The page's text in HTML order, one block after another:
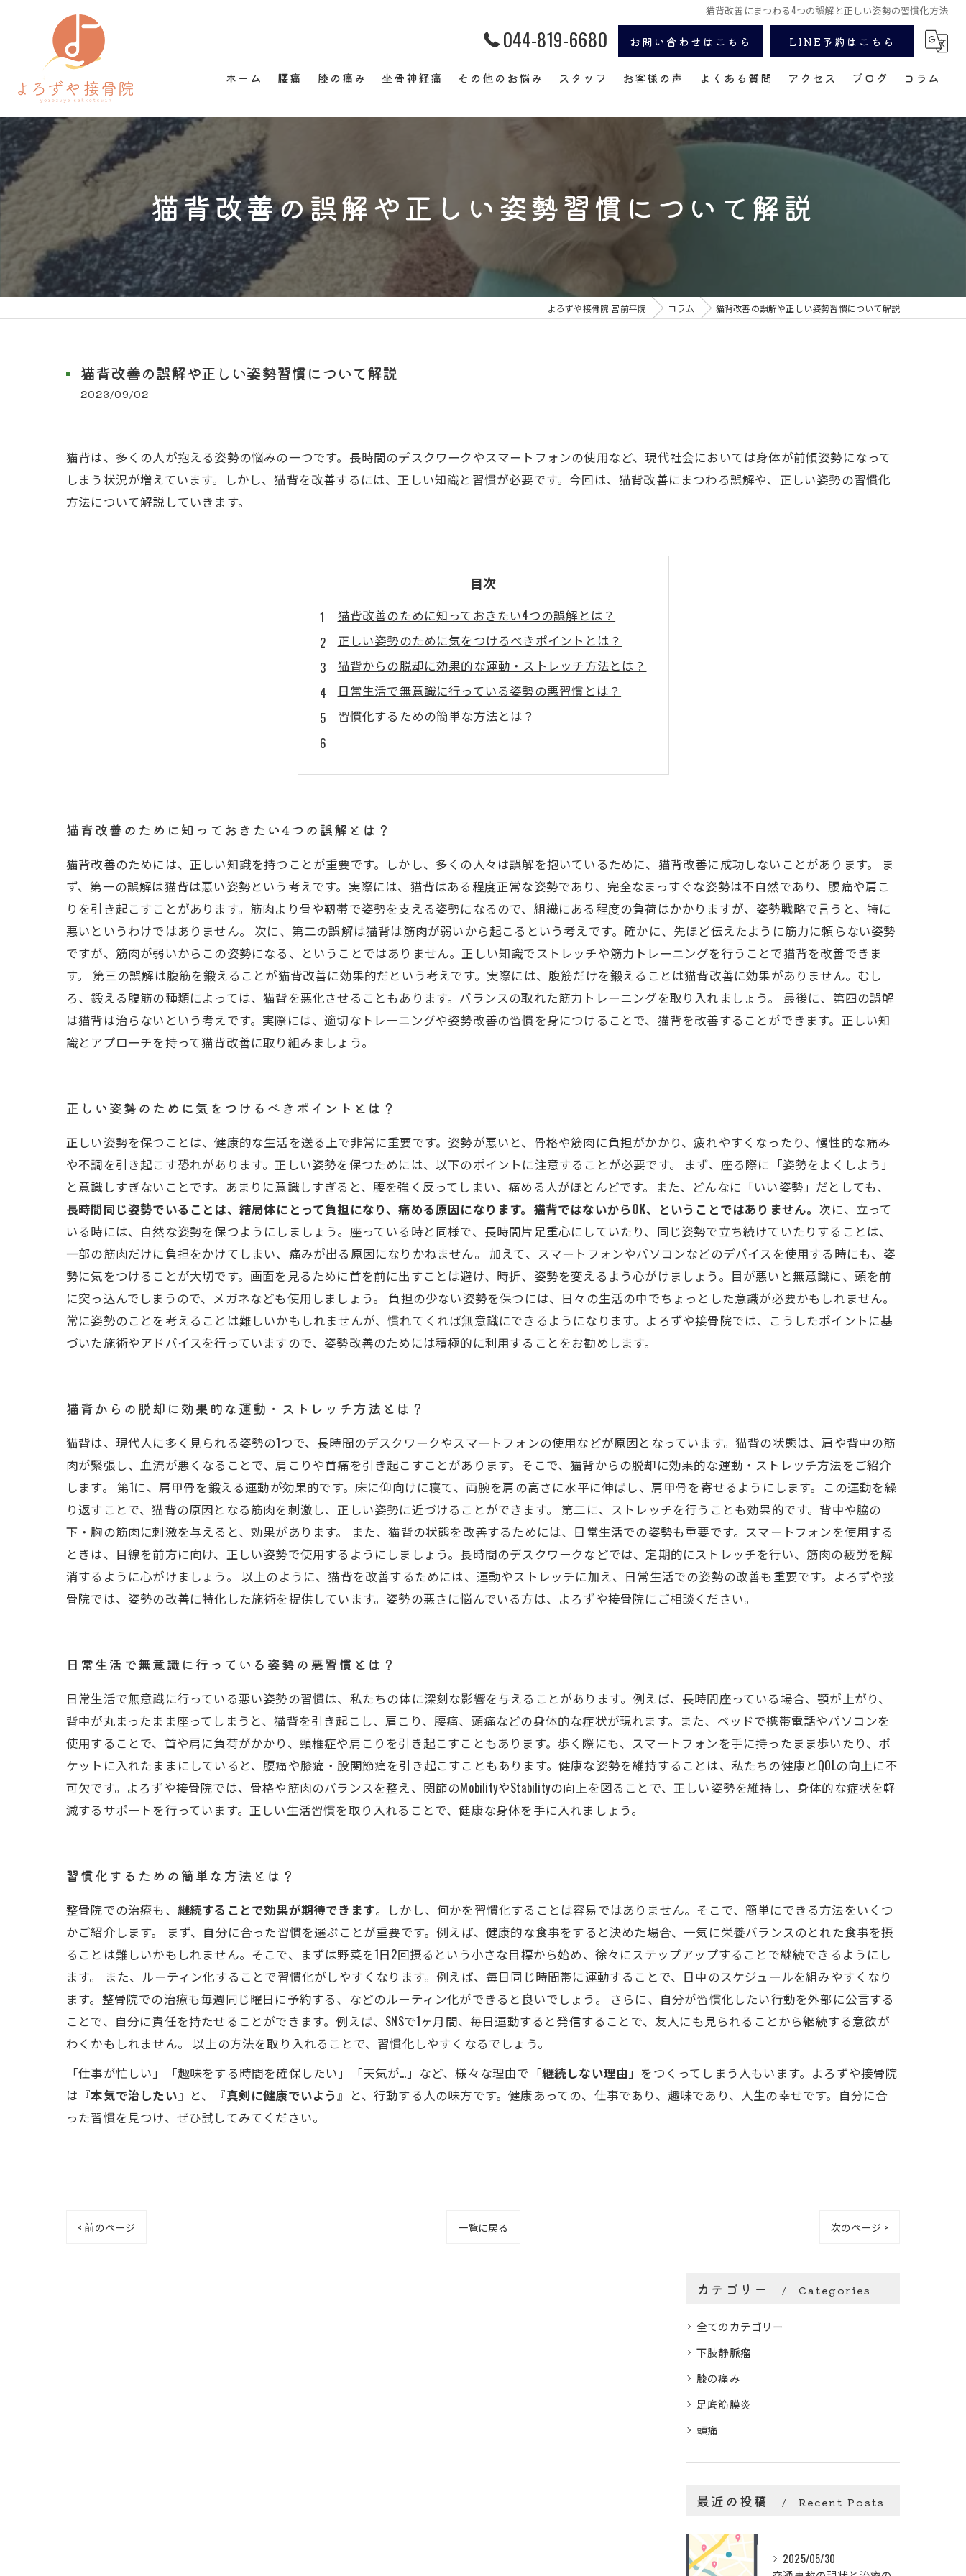
猫背改善にまつわる4つの誤解と正しい姿勢の習慣化方法
044-819-6680 お問い合わせはこちら LINE予約はこちら
ホーム 腰痛 膝の痛み 坐骨神経痛 その他のお悩み
よろずや接骨院の整体（治療）
インソール
スタッフ お客様の声 よくある質問 アクセス ブログ コラム
猫背改善の誤解や正しい姿勢習慣について解説
よろずや接骨院 宮前平院 コラム 猫背改善の誤解や正しい姿勢習慣について解説
猫背改善の誤解や正しい姿勢習慣について解説
2023/09/02
猫背は、多くの人が抱える姿勢の悩みの一つです。長時間のデスクワークやスマートフォンの使用など、現代社会においては身体が前傾姿勢になって
しまう状況が増えています。しかし、猫背を改善するには、正しい知識と習慣が必要です。今回は、猫背改善にまつわる誤解や、正しい姿勢の習慣化
方法について解説していきます。
目次
猫背改善のために知っておきたい4つの誤解とは？
正しい姿勢のために気をつけるべきポイントとは？
猫背からの脱却に効果的な運動・ストレッチ方法とは？
日常生活で無意識に行っている姿勢の悪習慣とは？
習慣化するための簡単な方法とは？
猫背改善のために知っておきたい4つの誤解とは？
猫背改善のためには、正しい知識を持つことが重要です。しかし、多くの人々は誤解を抱いているために、猫背改善に成功しないことがあります。 ま
ず、第一の誤解は猫背は悪い姿勢という考えです。実際には、猫背はある程度正常な姿勢であり、完全なまっすぐな姿勢は不自然であり、腰痛や肩こ
りを引き起こすことがあります。筋肉より骨や靭帯で姿勢を支える姿勢になるので、組織にある程度の負荷はかかりますが、姿勢戦略で言うと、特に
悪いというわけではありません。 次に、第二の誤解は猫背は筋肉が弱いから起こるという考えです。確かに、先ほど伝えたように筋力に頼らない姿勢
ですが、筋肉が弱いからこの姿勢になる、ということではありません。正しい知識でストレッチや筋力トレーニングを行うことで猫背を改善できま
す。 第三の誤解は腹筋を鍛えることが猫背改善に効果的だという考えです。実際には、腹筋だけを鍛えることは猫背改善に効果がありません。むし
ろ、鍛える腹筋の種類によっては、猫背を悪化させることもあります。バランスの取れた筋力トレーニングを取り入れましょう。 最後に、第四の誤解
は猫背は治らないという考えです。実際には、適切なトレーニングや姿勢改善の習慣を身につけることで、猫背を改善することができます。正しい知
識とアプローチを持って猫背改善に取り組みましょう。
正しい姿勢のために気をつけるべきポイントとは？
正しい姿勢を保つことは、健康的な生活を送る上で非常に重要です。姿勢が悪いと、骨格や筋肉に負担がかかり、疲れやすくなったり、慢性的な痛み
や不調を引き起こす恐れがあります。正しい姿勢を保つためには、以下のポイントに注意することが必要です。 まず、座る際に「姿勢をよくしよう」
と意識しすぎないことです。あまりに意識しすぎると、腰を強く反ってしまい、痛める人がほとんどです。また、どんなに「いい姿勢」だとしても、
長時間同じ姿勢でいることは、結局体にとって負担になり、痛める原因になります。猫背ではないからOK、ということではありません。 次に、立って
いる時には、自然な姿勢を保つようにしましょう。座っている時と同様で、長時間片足重心にしていたり、同じ姿勢で立ち続けていたりすることは、
一部の筋肉だけに負担をかけてしまい、痛みが出る原因になりかねません。 加えて、スマートフォンやパソコンなどのデバイスを使用する時にも、姿
勢に気をつけることが大切です。画面を見るために首を前に出すことは避け、時折、姿勢を変えるよう心がけましょう。目が悪いと無意識に、頭を前
に突っ込んでしまうので、メガネなども使用しましょう。 負担の少ない姿勢を保つには、日々の生活の中でちょっとした意識が必要かもしれません。
常に姿勢のことを考えることは難しいかもしれませんが、慣れてくれば無意識にできるようになります。よろずや接骨院では、こうしたポイントに基
づいた施術やアドバイスを行っていますので、姿勢改善のためには積極的に利用することをお勧めします。
猫背からの脱却に効果的な運動・ストレッチ方法とは？
猫背は、現代人に多く見られる姿勢の1つで、長時間のデスクワークやスマートフォンの使用などが原因となっています。猫背の状態は、肩や背中の筋
肉が緊張し、血流が悪くなることで、肩こりや首痛を引き起こすことがあります。そこで、猫背からの脱却に効果的な運動・ストレッチ方法をご紹介
します。 第1に、肩甲骨を鍛える運動が効果的です。床に仰向けに寝て、両腕を肩の高さに水平に伸ばし、肩甲骨を寄せるようにします。この運動を繰
り返すことで、猫背の原因となる筋肉を刺激し、正しい姿勢に近づけることができます。 第二に、ストレッチを行うことも効果的です。背中や脇の
下・胸の筋肉に刺激を与えると、効果があります。 また、猫背の状態を改善するためには、日常生活での姿勢も重要です。スマートフォンを使用する
ときは、目線を前方に向け、正しい姿勢で使用するようにしましょう。長時間のデスクワークなどでは、定期的にストレッチを行い、筋肉の疲労を解
消するように心がけましょう。 以上のように、猫背を改善するためには、運動やストレッチに加え、日常生活での姿勢の改善も重要です。よろずや接
骨院では、姿勢の改善に特化した施術を提供しています。姿勢の悪さに悩んでいる方は、よろずや接骨院にご相談ください。
日常生活で無意識に行っている姿勢の悪習慣とは？
日常生活で無意識に行っている悪い姿勢の習慣は、私たちの体に深刻な影響を与えることがあります。例えば、長時間座っている場合、顎が上がり、
背中が丸まったまま座ってしまうと、猫背を引き起こし、肩こり、腰痛、頭痛などの身体的な症状が現れます。また、ベッドで携帯電話やパソコンを
使用することで、首や肩に負荷がかかり、頸椎症や肩こりを引き起こすこともあります。歩く際にも、スマートフォンを手に持ったまま歩いたり、ポ
ケットに入れたままにしていると、腰痛や膝痛・股関節痛を引き起こすこともあります。健康な姿勢を維持することは、私たちの健康とQOLの向上に不
可欠です。よろずや接骨院では、骨格や筋肉のバランスを整え、関節のMobilityやStabilityの向上を図ることで、正しい姿勢を維持し、身体的な症状を軽
減するサポートを行っています。正しい生活習慣を取り入れることで、健康な身体を手に入れましょう。
習慣化するための簡単な方法とは？
整骨院での治療も、 継続することで効果が期待できます。しかし、何かを習慣化することは容易ではありません。そこで、簡単にできる方法をいくつ
かご紹介します。 まず、自分に合った習慣を選ぶことが重要です。例えば、健康的な食事をすると決めた場合、一気に栄養バランスのとれた食事を摂
ることは難しいかもしれません。そこで、まずは野菜を1日2回摂るという小さな目標から始め、徐々にステップアップすることで継続できるようにし
ます。 また、ルーティン化することで習慣化がしやすくなります。例えば、毎日同じ時間帯に運動することで、日中のスケジュールを組みやすくなり
ます。整骨院での治療も毎週同じ曜日に予約する、などのルーティン化ができると良いでしょう。 さらに、自分が習慣化したい行動を外部に公言する
ことで、自分に責任を持たせることができます。例えば、SNSで1ヶ月間、毎日運動すると発信することで、友人にも見られることから継続する意欲が
わくかもしれません。 以上の方法を取り入れることで、習慣化しやすくなるでしょう。
「仕事が忙しい」「趣味をする時間を確保したい」「天気が…」など、様々な理由で「継続しない理由」をつくってしまう人もいます。よろずや接骨院
は 『本気で治したい』 と、『真剣に健康でいよう』と、行動する人の味方です。健康あっての、仕事であり、趣味であり、人生の幸せです。自分に合
った習慣を見つけ、ぜひ試してみてください。
< 前のページ 一覧に戻る 次のページ >
カテゴリー Categories
全てのカテゴリー
下肢静脈瘤
膝の痛み
足底筋膜炎
頭痛
最近の投稿 Recent Posts
2025/05/30